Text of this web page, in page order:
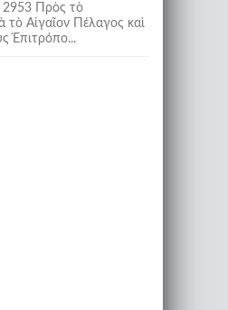
Πρὸς τὸ
τὸ Αἰγαῖον Πέλαγος καὶ
Ἐπιτρόπο...